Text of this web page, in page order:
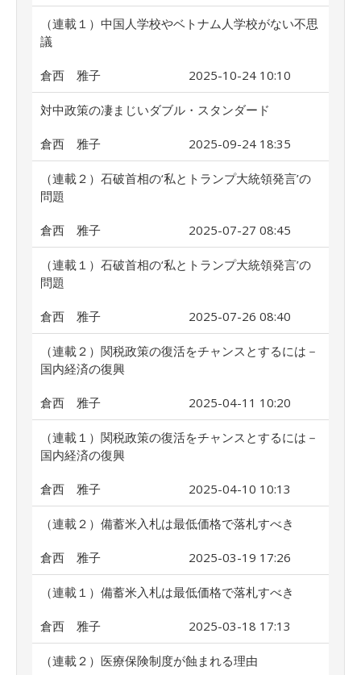
（連載１）中国人学校やベトナム人学校がない不思
議
倉西 雅子 2025-10-24 10:10
対中政策の凄まじいダブル・スタンダード
倉西 雅子 2025-09-24 18:35
（連載２）石破首相の‘私とトランプ大統領発言’の
問題
倉西 雅子 2025-07-27 08:45
（連載１）石破首相の‘私とトランプ大統領発言’の
問題
倉西 雅子 2025-07-26 08:40
（連載２）関税政策の復活をチャンスとするには－
国内経済の復興
倉西 雅子 2025-04-11 10:20
（連載１）関税政策の復活をチャンスとするには－
国内経済の復興
倉西 雅子 2025-04-10 10:13
（連載２）備蓄米入札は最低価格で落札すべき
倉西 雅子 2025-03-19 17:26
（連載１）備蓄米入札は最低価格で落札すべき
倉西 雅子 2025-03-18 17:13
（連載２）医療保険制度が蝕まれる理由